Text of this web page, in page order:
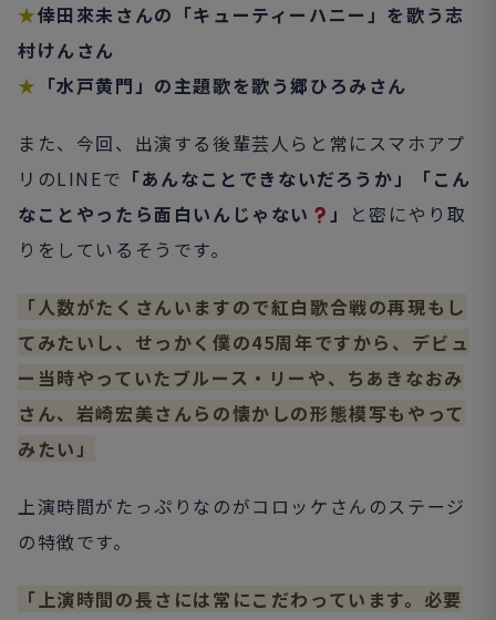
★倖田來未さんの「キューティーハニー」を歌う志
村けんさん
★ 「水戸黄門」の主題歌を歌う郷ひろみさん
また、今回、出演する後輩芸人らと常にスマホアプ
リのLINEで 「あんなことできないだろうか」「こん
なことやったら面白いんじゃない
」
と密にやり取
りをしているそうです。
「人数がたくさんいますので紅白歌合戦の再現もし
てみたいし、せっかく僕の45周年ですから、デビュ
ー当時やっていたブルース・リーや、ちあきなおみ
さん、岩崎宏美さんらの懐かしの形態模写もやって
みたい」
上演時間がたっぷりなのがコロッケさんのステージ
の特徴です。
「上演時間の長さには常にこだわっています。必要